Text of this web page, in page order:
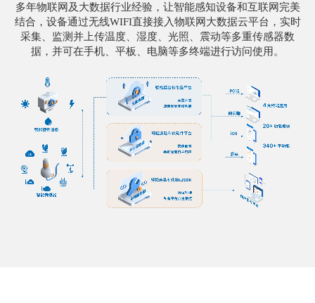
多年物联网及大数据行业经验，让智能感知设备和互联网完美
结合，设备通过无线WIFI直接接入物联网大数据云平台，实时
采集、监测并上传温度、湿度、光照、震动等多重传感器数
据，并可在手机、平板、电脑等多终端进行访问使用。